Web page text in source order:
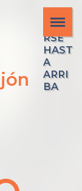
LAZA
RSE
HAST
A
ARRI
BA